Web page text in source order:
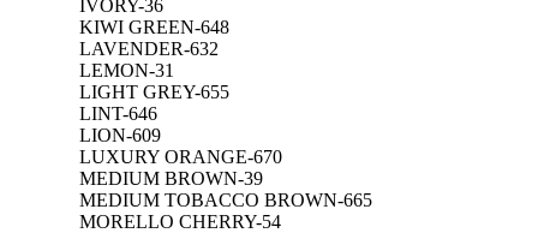
IVORY-36
KIWI GREEN-648
LAVENDER-632
LEMON-31
LIGHT GREY-655
LINT-646
LION-609
LUXURY ORANGE-670
MEDIUM BROWN-39
MEDIUM TOBACCO BROWN-665
MORELLO CHERRY-54